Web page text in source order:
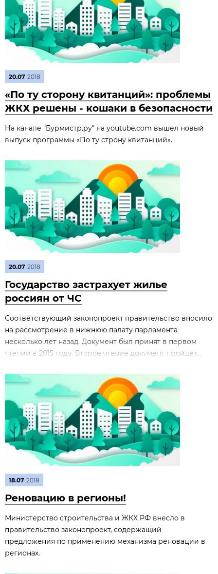
20.07 2018
«По ту сторону квитанций»: проблемы
ЖКХ решены - кошаки в безопасности
На канале "Бурмистр.ру" на youtube.com вышел новый
выпуск программы «По ту строну квитанций».
20.07 2018
Государство застрахует жилье
россиян от ЧС
Соответствующий законопроект правительство вносило
на рассмотрение в нижнюю палату парламента
несколько лет назад. Документ был принят в первом
чтении в 2015 году. Второе чтение документ пройдет...
18.07 2018
Реновацию в регионы!
Министерство строительства и ЖКХ РФ внесло в
правительство законопроект, содержащий
предложения по применению механизма реновации в
регионах.